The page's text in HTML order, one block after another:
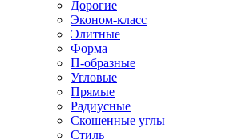
Дорогие
Эконом-класс
Элитные
Форма
П-образные
Угловые
Прямые
Радиусные
Скошенные углы
Стиль